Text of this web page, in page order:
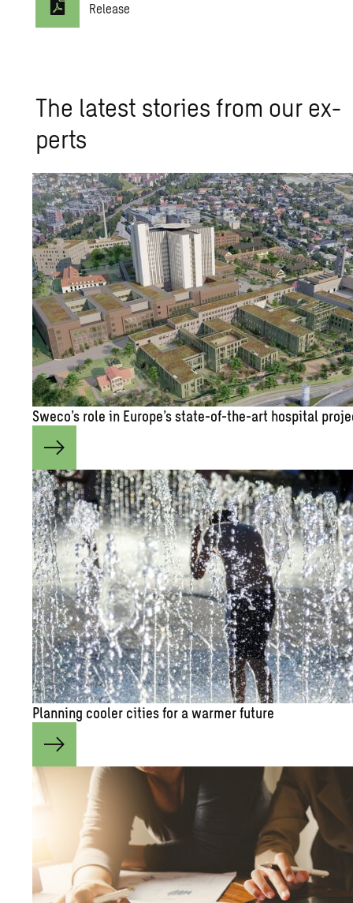
Release
The lat­est sto­ries from our ex­
perts
Sweco’s role in Eu­rope’s state-of-the-art hos­pi­tal
Plan­ning cooler cities for a warmer fu­ture